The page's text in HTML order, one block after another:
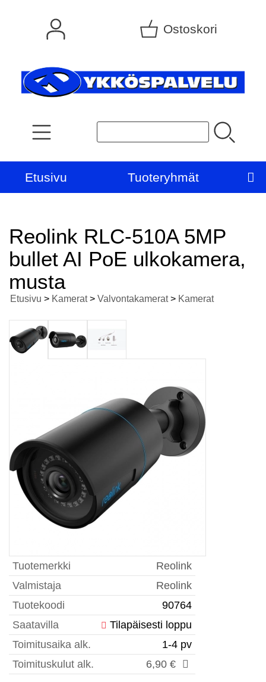
Ostoskori
Etusivu Tuoteryhmät
Reolink RLC-510A 5MP
bullet AI PoE ulkokamera,
musta
Etusivu > Kamerat> Valvontakamerat> Kamerat
Tuotemerkki
Reolink
Valmistaja
Reolink
Tuotekoodi
90764
Saatavilla
Tilapäisesti loppu
Toimitusaika alk.
1-4 pv
Toimituskulut alk.
6,90 €